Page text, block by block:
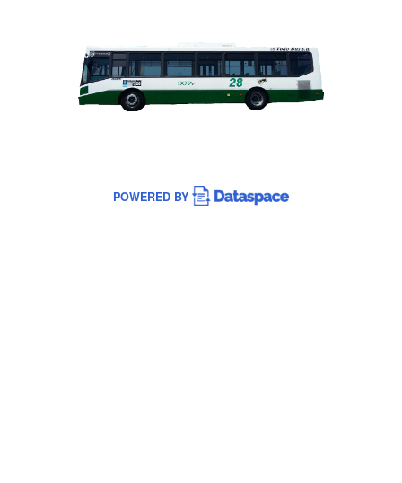
POWERED BY